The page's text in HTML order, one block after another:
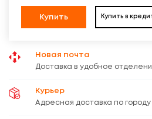
Купить Купить в
Новая почта
Доставка в удобное
Курьер
Адресная доставка по городу